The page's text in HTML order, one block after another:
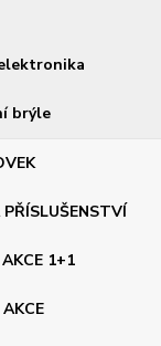
brýle
PŘÍSLUŠENSTVÍ
1+1